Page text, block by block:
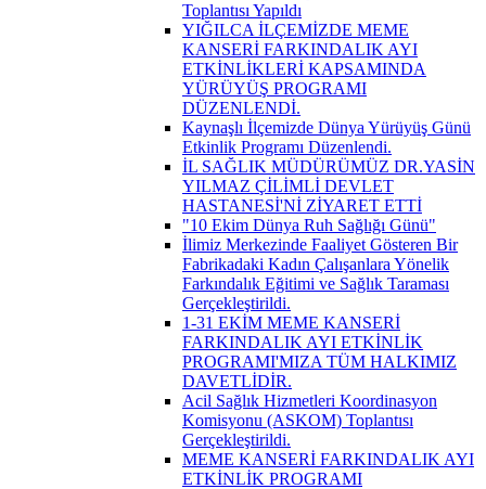
Toplantısı Yapıldı
YIĞILCA İLÇEMİZDE MEME
KANSERİ FARKINDALIK AYI
ETKİNLİKLERİ KAPSAMINDA
YÜRÜYÜŞ PROGRAMI
DÜZENLENDİ.
Kaynaşlı İlçemizde Dünya Yürüyüş Günü
Etkinlik Programı Düzenlendi.
İL SAĞLIK MÜDÜRÜMÜZ DR.YASİN
YILMAZ ÇİLİMLİ DEVLET
HASTANESİ'Nİ ZİYARET ETTİ
"10 Ekim Dünya Ruh Sağlığı Günü"
İlimiz Merkezinde Faaliyet Gösteren Bir
Fabrikadaki Kadın Çalışanlara Yönelik
Farkındalık Eğitimi ve Sağlık Taraması
Gerçekleştirildi.
1-31 EKİM MEME KANSERİ
FARKINDALIK AYI ETKİNLİK
PROGRAMI'MIZA TÜM HALKIMIZ
DAVETLİDİR.
Acil Sağlık Hizmetleri Koordinasyon
Komisyonu (ASKOM) Toplantısı
Gerçekleştirildi.
MEME KANSERİ FARKINDALIK AYI
ETKİNLİK PROGRAMI